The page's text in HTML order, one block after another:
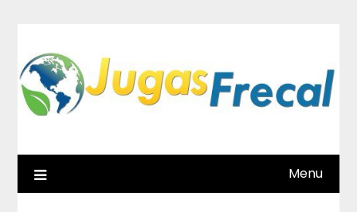
content
Menu